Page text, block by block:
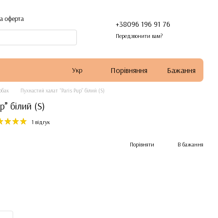
оферта
+38096 196 91 76
Передзвонити вам?
Укр Порівняння Бажання
Пухнастий халат “Paris Pup” білий (S)
білий (S)
1 відгук
Порівняти В бажання